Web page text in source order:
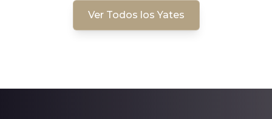
Ver Todos los Yates